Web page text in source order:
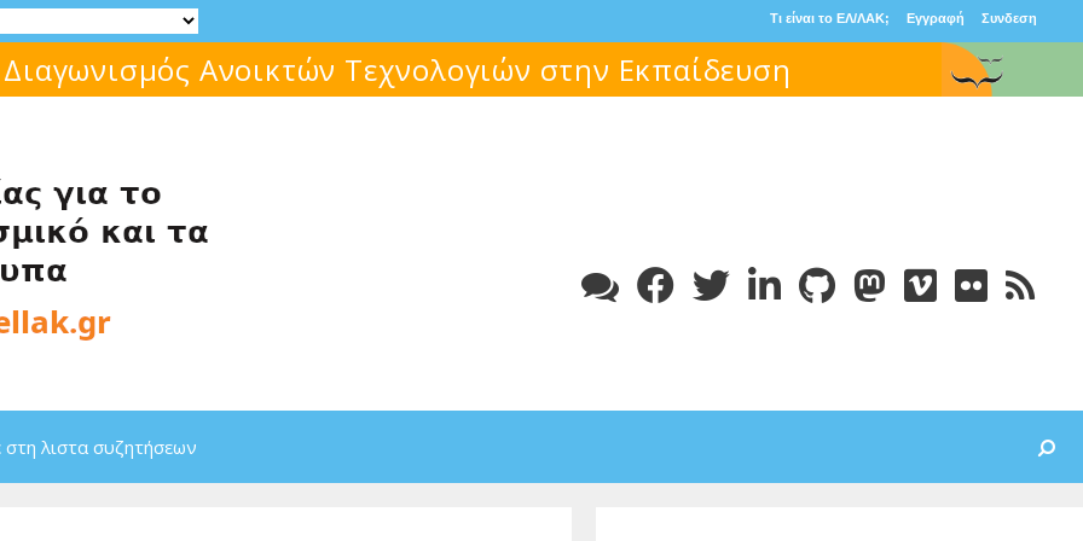
Τι είναι το ΕΛ/ΛΑΚ; Εγγραφή Συνδεση
Μάθε για το ελεύθερο λογισμικό!
στη λιστα συζητήσεων Search